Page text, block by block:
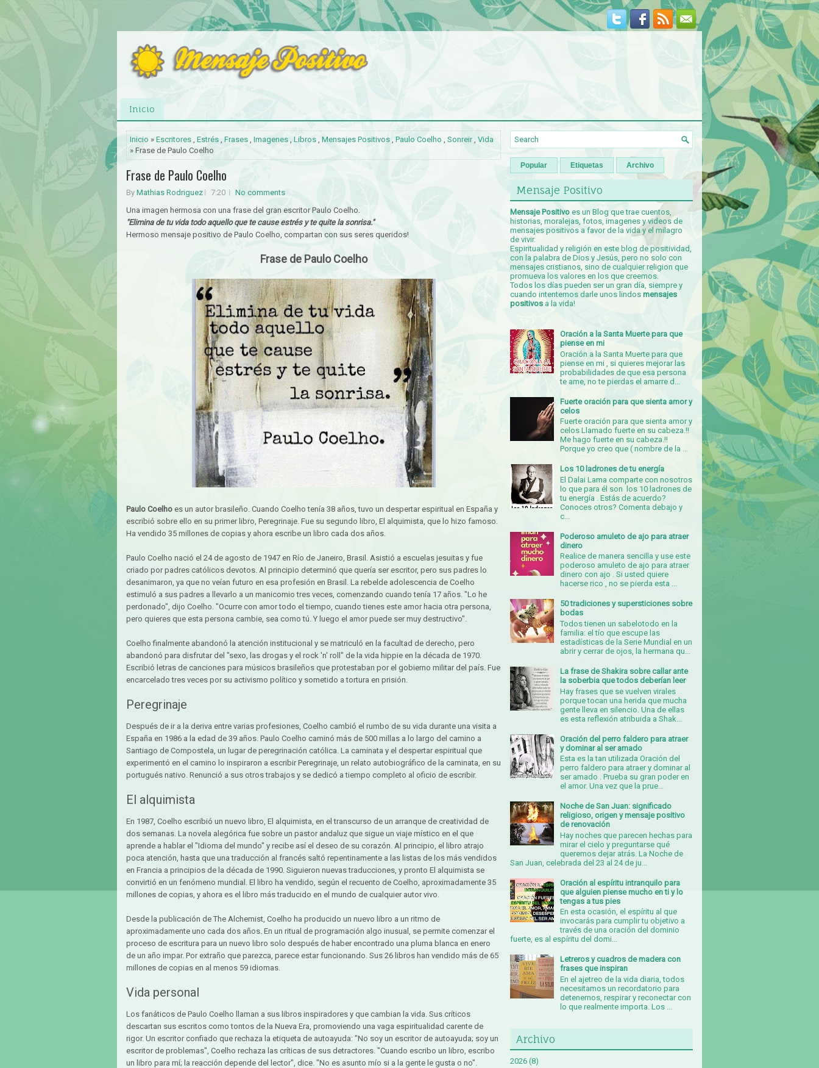
Inicio
Inicio » Escritores , Estrés , Frases , Imagenes , Libros , Mensajes Positivos , Paulo Coelho , Sonreir, Vida
» Frase de Paulo Coelho
Frase de Paulo Coelho
By Mathias Rodriguez 7:20
No comments
Una imagen hermosa con una frase del gran escritor Paulo Coelho.
"Elimina de tu vida todo aquello que te cause estrés y te quite la sonrisa."
Hermoso mensaje positivo de Paulo Coelho, compartan con sus seres queridos!
Frase de Paulo Coelho
Paulo Coelho es un autor brasileño. Cuando Coelho tenía 38 años, tuvo un despertar espiritual en España y
escribió sobre ello en su primer libro, Peregrinaje. Fue su segundo libro, El alquimista, que lo hizo famoso.
Ha vendido 35 millones de copias y ahora escribe un libro cada dos años.
Paulo Coelho nació el 24 de agosto de 1947 en Río de Janeiro, Brasil. Asistió a escuelas jesuitas y fue
criado por padres católicos devotos. Al principio determinó que quería ser escritor, pero sus padres lo
desanimaron, ya que no veían futuro en esa profesión en Brasil. La rebelde adolescencia de Coelho
estimuló a sus padres a llevarlo a un manicomio tres veces, comenzando cuando tenía 17 años. "Lo he
perdonado", dijo Coelho. "Ocurre con amor todo el tiempo, cuando tienes este amor hacia otra persona,
pero quieres que esta persona cambie, sea como tú. Y luego el amor puede ser muy destructivo".
Coelho finalmente abandonó la atención institucional y se matriculó en la facultad de derecho, pero
abandonó para disfrutar del "sexo, las drogas y el rock 'n' roll" de la vida hippie en la década de 1970.
Escribió letras de canciones para músicos brasileños que protestaban por el gobierno militar del país. Fue
encarcelado tres veces por su activismo político y sometido a tortura en prisión.
Peregrinaje
Después de ir a la deriva entre varias profesiones, Coelho cambió el rumbo de su vida durante una visita a
España en 1986 a la edad de 39 años. Paulo Coelho caminó más de 500 millas a lo largo del camino a
Santiago de Compostela, un lugar de peregrinación católica. La caminata y el despertar espiritual que
experimentó en el camino lo inspiraron a escribir Peregrinaje, un relato autobiográfico de la caminata, en su
portugués nativo. Renunció a sus otros trabajos y se dedicó a tiempo completo al oficio de escribir.
El alquimista
En 1987, Coelho escribió un nuevo libro, El alquimista, en el transcurso de un arranque de creatividad de
dos semanas. La novela alegórica fue sobre un pastor andaluz que sigue un viaje místico en el que
aprende a hablar el "Idioma del mundo" y recibe así el deseo de su corazón. Al principio, el libro atrajo
poca atención, hasta que una traducción al francés saltó repentinamente a las listas de los más vendidos
en Francia a principios de la década de 1990. Siguieron nuevas traducciones, y pronto El alquimista se
convirtió en un fenómeno mundial. El libro ha vendido, según el recuento de Coelho, aproximadamente 35
millones de copias, y ahora es el libro más traducido en el mundo de cualquier autor vivo.
Desde la publicación de The Alchemist, Coelho ha producido un nuevo libro a un ritmo de
aproximadamente uno cada dos años. En un ritual de programación algo inusual, se permite comenzar el
proceso de escritura para un nuevo libro solo después de haber encontrado una pluma blanca en enero
de un año impar. Por extraño que parezca, parece estar funcionando. Sus 26 libros han vendido más de 65
millones de copias en al menos 59 idiomas.
Vida personal
Los fanáticos de Paulo Coelho llaman a sus libros inspiradores y que cambian la vida. Sus críticos
descartan sus escritos como tontos de la Nueva Era, promoviendo una vaga espiritualidad carente de
rigor. Un escritor confiado que rechaza la etiqueta de autoayuda: "No soy un escritor de autoayuda; soy un
escritor de problemas", Coelho rechaza las críticas de sus detractores. "Cuando escribo un libro, escribo
un libro para mí; la reacción depende del lector", dice. "No es asunto mío si a la gente le gusta o no".
Popular Etiquetas Archivo
Mensaje Positivo
Mensaje Positivo es un Blog que trae cuentos,
historias, moralejas, fotos, imagenes y videos de
mensajes positivos a favor de la vida y el milagro
de vivir.
Espiritualidad y religión en este blog de positividad,
con la palabra de Dios y Jesús, pero no solo con
mensajes cristianos, sino de cualquier religion que
promueva los valores en los que creemos.
Todos los días pueden ser un gran día, siempre y
cuando intentemos darle unos lindos mensajes
positivos a la vida!
Oración a la Santa Muerte para que
piense en mi
Oración a la Santa Muerte para que
piense en mi , si quieres mejorar las
probabilidades de que esa persona
te ame, no te pierdas el amarre d...
Fuerte oración para que sienta amor y
celos
Fuerte oración para que sienta amor y
celos Llamado fuerte en su cabeza.!!
Me hago fuerte en su cabeza.!!
Porque yo creo que ( nombre de la ...
Los 10 ladrones de tu energía
El Dalai Lama comparte con nosotros
lo que para él son los 10 ladrones de
tu energía . Estás de acuerdo?
Conoces otros? Comenta debajo y
c...
Poderoso amuleto de ajo para atraer
dinero
Realice de manera sencilla y use este
poderoso amuleto de ajo para atraer
dinero con ajo . Si usted quiere
hacerse rico , no se pierda esta ...
50 tradiciones y supersticiones sobre
bodas
Todos tienen un sabelotodo en la
familia: el tío que escupe las
estadísticas de la Serie Mundial en un
abrir y cerrar de ojos, la hermana qu...
La frase de Shakira sobre callar ante
la soberbia que todos deberían leer
Hay frases que se vuelven virales
porque tocan una herida que mucha
gente lleva en silencio. Una de ellas
es esta reflexión atribuida a Shak...
Oración del perro faldero para atraer
y dominar al ser amado
Esta es la tan utilizada Oración del
perro faldero para atraer y dominar al
ser amado . Prueba su gran poder en
el amor. Una vez que la prue...
Noche de San Juan: significado
religioso, origen y mensaje positivo
de renovación
Hay noches que parecen hechas para
mirar el cielo y preguntarse qué
queremos dejar atrás. La Noche de
San Juan, celebrada del 23 al 24 de ju...
Oración al espíritu intranquilo para
que alguien piense mucho en ti y lo
tengas a tus pies
En esta ocasión, el espíritu al que
invocarás para cumplir tu objetivo a
través de una oración del dominio
fuerte, es al espíritu del domi...
Letreros y cuadros de madera con
frases que inspiran
En el ajetreo de la vida diaria, todos
necesitamos un recordatorio para
detenernos, respirar y reconectar con
lo que realmente importa. Los ...
Archivo
2026 (8)